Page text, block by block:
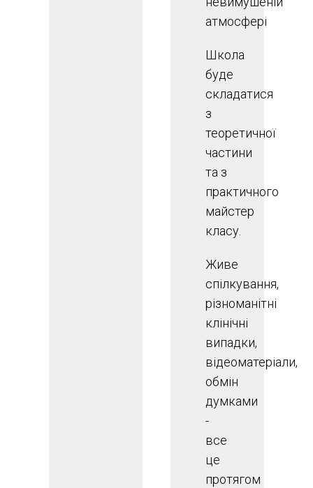
атмосфері
Школа
буде
складатися
з
теоретичної
частини
та з
практичного
майстер
класу.
Живе
спілкування,
різноманітні
клінічні
випадки,
відеоматеріали,
обмін
думками
-
все
це
протягом